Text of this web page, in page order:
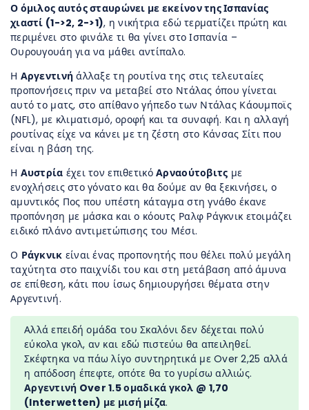
Ο όμιλος αυτός σταυρώνει με εκείνον της Ισπανίας
χιαστί (1->2, 2->1), η νικήτρια εδώ τερματίζει πρώτη και
περιμένει στο φινάλε τι θα γίνει στο Ισπανία –
Ουρουγουάη για να μάθει αντίπαλο.
Η Αργεντινή άλλαξε τη ρουτίνα της στις τελευταίες
προπονήσεις πριν να μεταβεί στο Ντάλας όπου γίνεται
αυτό το ματς, στο απίθανο γήπεδο των Ντάλας Κάουμποϊς
(NFL), με κλιματισμό, οροφή και τα συναφή. Και η αλλαγή
ρουτίνας είχε να κάνει με τη ζέστη στο Κάνσας Σίτι που
είναι η βάση της.
Η Αυστρία έχει τον επιθετικόΑρναούτοβιτς με
ενοχλήσεις στο γόνατο και θα δούμε αν θα ξεκινήσει, ο
αμυντικός Πος που υπέστη κάταγμα στη γνάθο έκανε
προπόνηση με μάσκα και ο κόουτς Ραλφ Ράγκνικ ετοιμάζει
ειδικό πλάνο αντιμετώπισης του Μέσι.
Ο Ράγκνικ είναι ένας προπονητής που θέλει πολύ μεγάλη
ταχύτητα στο παιχνίδι του και στη μετάβαση από άμυνα
σε επίθεση, κάτι που ίσως δημιουργήσει θέματα στην
Αργεντινή.
Αλλά επειδή ομάδα του Σκαλόνι δεν δέχεται πολύ
εύκολα γκολ, αν και εδώ πιστεύω θα απειληθεί.
Σκέφτηκα να πάω λίγο συντηρητικά με Over 2,25 αλλά
η απόδοση έπεφτε, οπότε θα το γυρίσω αλλιώς.
Αργεντινή Over 1.5 ομαδικά γκολ @ 1,70
(Interwetten) με μισή μίζα.